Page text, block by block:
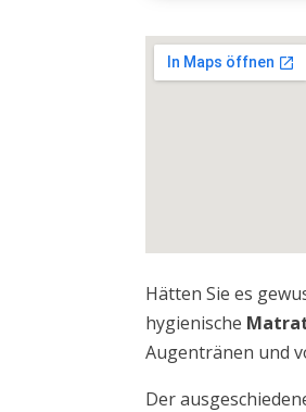
Hätten Sie es
hygienische
Augentränen und
Der